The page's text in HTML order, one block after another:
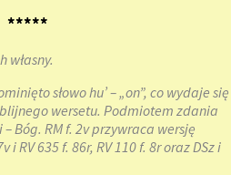
*****
własny.
słowo hu’ – „on”, co wydaje się
wersetu. Podmiotem zdania
Bóg. RM f. 2v przywraca wersję
RV 635 f. 86r, RV 110 f. 8r oraz DSz i